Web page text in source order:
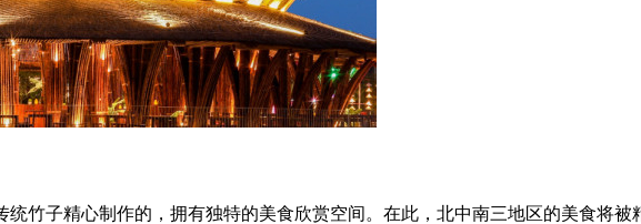
竹子精心制作的，拥有独特的美食欣赏空间。在此，北中南三地区的美食将